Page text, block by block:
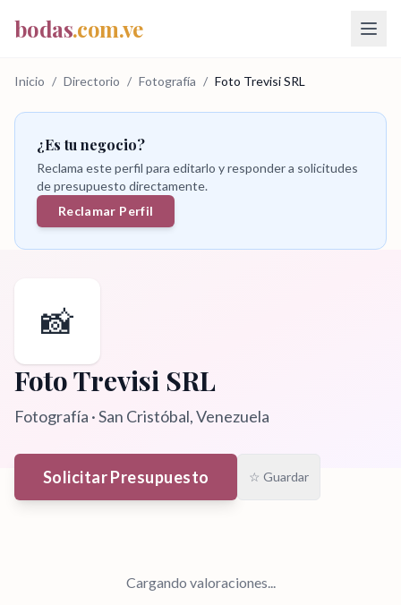
bodas.com.ve
Inicio / Directorio / Fotografía / Foto Trevisi SRL
¿Es tu negocio?
Reclama este perfil para editarlo y responder a solicitudes
de presupuesto directamente.
Reclamar Perfil
📸
Foto Trevisi SRL
Fotografía ·San Cristóbal, Venezuela
Solicitar Presupuesto ☆ Guardar
Cargando valoraciones...